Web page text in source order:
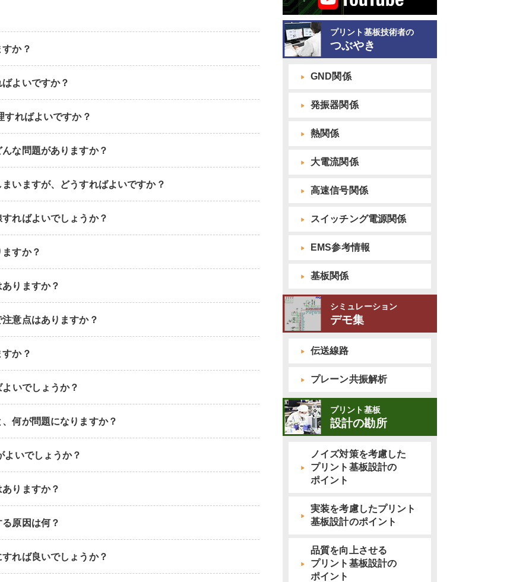
か？
よいですか？
すればよいですか？
な問題がありますか？
いますが、どうすればよいですか？
ればよいでしょうか？
すか？
りますか？
意点はありますか？
か？
いでしょうか？
何が問題になりますか？
よいでしょうか？
りますか？
原因は何？
れば良いでしょうか？
プリント基板技術者の
つぶやき
GND関係
発振器関係
熱関係
大電流関係
高速信号関係
スイッチング電源関係
EMS参考情報
基板関係
シミュレーション
デモ集
伝送線路
プレーン共振解析
プリント基板
設計の勘所
ノイズ対策を考慮した
プリント基板設計の
ポイント
実装を考慮したプリント
基板設計のポイント
品質を向上させる
プリント基板設計の
ポイント